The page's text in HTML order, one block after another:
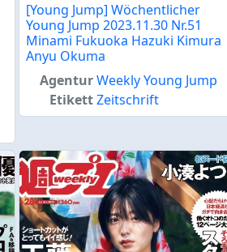
[Young Jump] Wöchentlicher
Young Jump 2023.11.30 Nr.51
Minami Fukuoka Hazuki Kimura
Anyu Okuma
AgenturWeekly Young Jump
EtikettZeitschrift